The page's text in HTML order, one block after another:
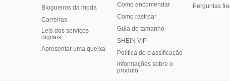
Blogueiros da moda
Carreiras
Leis dos serviços
digitais
Apresentar uma queixa
Como encomendar
Como rastrear
Guia de tamanho
SHEIN VIP
Política de classificação
​Informações sobre o
produto
Perguntas